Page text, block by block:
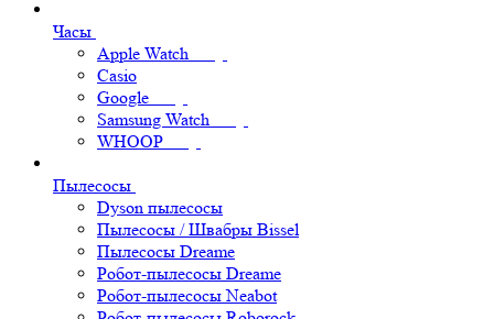
Часы
Apple Watch
Casio
Google
Samsung Watch
WHOOP
Пылесосы
Dyson пылесосы
Пылесосы / Швабры Bissel
Пылесосы Dreame
Робот-пылесосы Dreame
Робот-пылесосы Neabot